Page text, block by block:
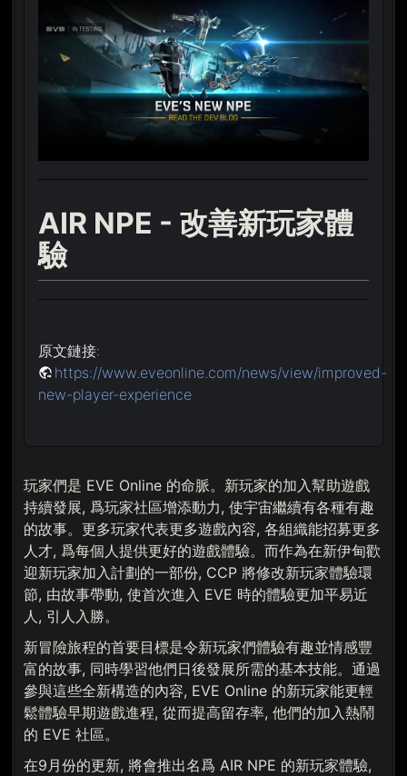
AIR NPE - 改善新玩家體
驗
原文鏈接:
https://www.eveonline.com/news/view/improved-
new-player-experience
玩家們是 EVE Online 的命脈。新玩家的加入幫助遊戲
持續發展, 爲玩家社區增添動力, 使宇宙繼續有各種有趣
的故事。更多玩家代表更多遊戲內容, 各組織能招募更多
人才, 爲每個人提供更好的遊戲體驗。而作為在新伊甸歡
迎新玩家加入計劃的一部份, CCP 將修改新玩家體驗環
節, 由故事帶動, 使首次進入 EVE 時的體驗更加平易近
人, 引人入勝。
新冒險旅程的首要目標是令新玩家們體驗有趣並情感豐
富的故事, 同時學習他們日後發展所需的基本技能。通過
參與這些全新構造的內容, EVE Online 的新玩家能更輕
鬆體驗早期遊戲進程, 從而提高留存率, 他們的加入熱鬧
的 EVE 社區。
在9月份的更新, 將會推出名爲 AIR NPE 的新玩家體驗,